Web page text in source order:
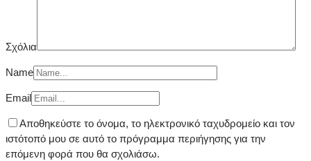
Σχόλια
Name
Email
Αποθηκεύστε το όνομα, το ηλεκτρονικό ταχυδρομείο και τον
ιστότοπό μου σε αυτό το πρόγραμμα περιήγησης για την
επόμενη φορά που θα σχολιάσω.